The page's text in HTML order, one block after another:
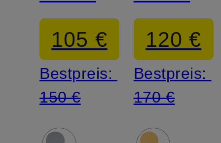
105 €
Bestpreis:
150 €
120 €
Bestpreis:
170 €